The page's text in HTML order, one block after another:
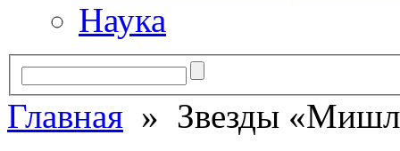
Наука
Главная » Звезды